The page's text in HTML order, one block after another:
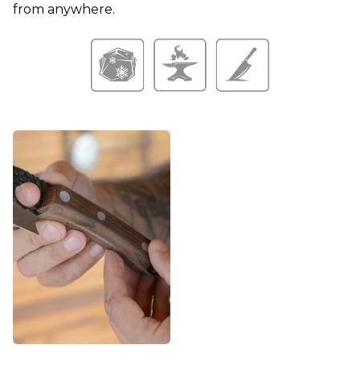
from anywhere.